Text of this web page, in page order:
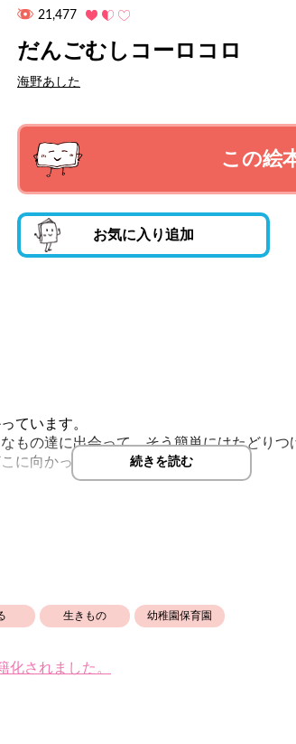
21,477
だんごむしコーロコロ
海野あした
この絵
お気に入り追加
ています。
もの達に出会って、そう簡単にはたどりつ
に向かっているのでしょうか？
続きを読む
生きもの 幼稚園保育園
されました。